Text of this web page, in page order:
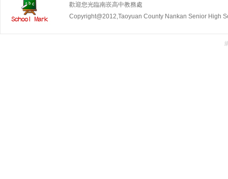
歡迎您光臨南崁高中教務處
Copyright@2012,Taoyuan County Nankan Senior High